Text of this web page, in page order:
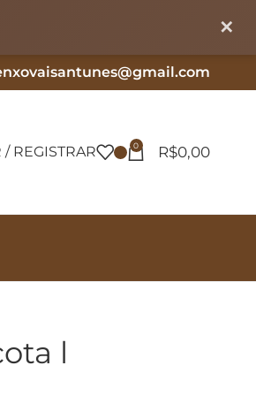
✕
/ REGISTRAR 0 R$0,00
l